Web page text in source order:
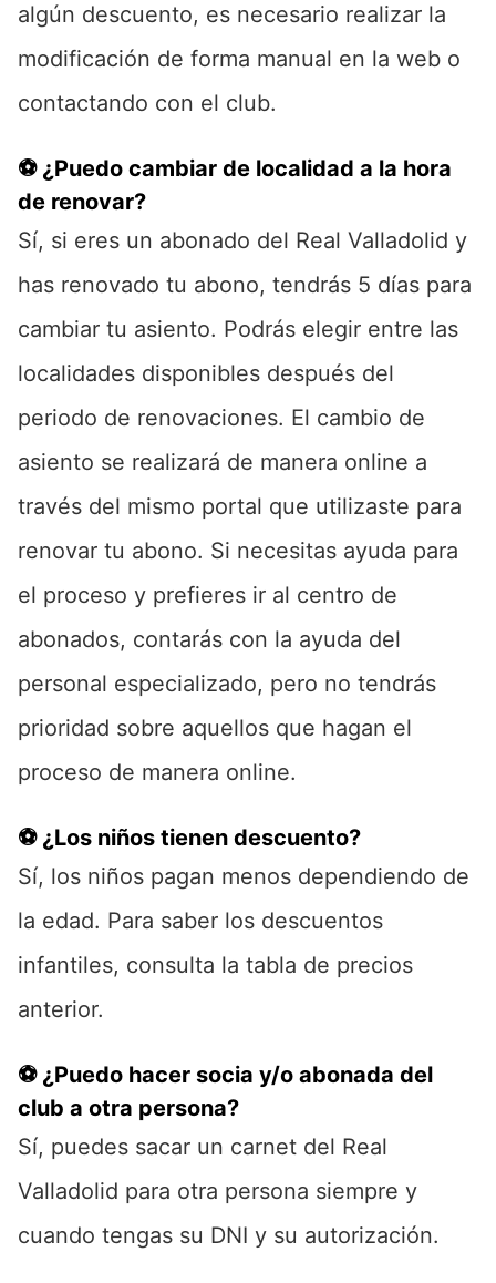
algún descuento, es necesario realizar la
modificación de forma manual en la web o
contactando con el club.
⚽ ¿Puedo cambiar de localidad a la hora
de renovar?
Sí, si eres un abonado del Real Valladolid y
has renovado tu abono, tendrás 5 días para
cambiar tu asiento. Podrás elegir entre las
localidades disponibles después del
periodo de renovaciones. El cambio de
asiento se realizará de manera online a
través del mismo portal que utilizaste para
renovar tu abono. Si necesitas ayuda para
el proceso y prefieres ir al centro de
abonados, contarás con la ayuda del
personal especializado, pero no tendrás
prioridad sobre aquellos que hagan el
proceso de manera online.
⚽ ¿Los niños tienen descuento?
Sí, los niños pagan menos dependiendo de
la edad. Para saber los descuentos
infantiles, consulta la tabla de precios
anterior.
⚽ ¿Puedo hacer socia y/o abonada del
club a otra persona?
Sí, puedes sacar un carnet del Real
Valladolid para otra persona siempre y
cuando tengas su DNI y su autorización.